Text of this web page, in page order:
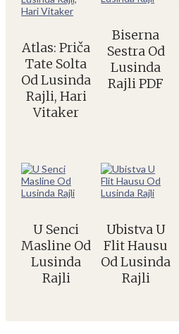
Atlas: Priča
Tate Solta
Od Lusinda
Rajli, Hari
Vitaker
Biserna
Sestra Od
Lusinda
Rajli PDF
U Senci
Masline Od
Lusinda
Rajli
Ubistva U
Flit Hausu
Od Lusinda
Rajli